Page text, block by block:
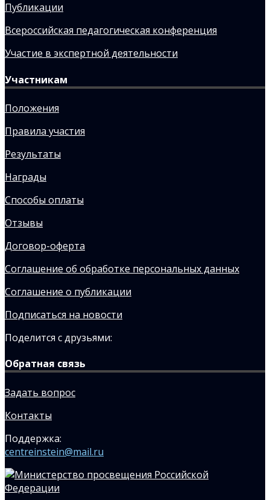
Публикации
Всероссийская педагогическая конференция
Участие в экспертной деятельности
Участникам
Положения
Правила участия
Результаты
Награды
Способы оплаты
Отзывы
Договор-оферта
Соглашение об обработке персональных данных
Соглашение о публикации
Подписаться на новости
Поделится с друзьями:
Обратная связь
Задать вопрос
Контакты
Поддержка:
centreinstein@mail.ru